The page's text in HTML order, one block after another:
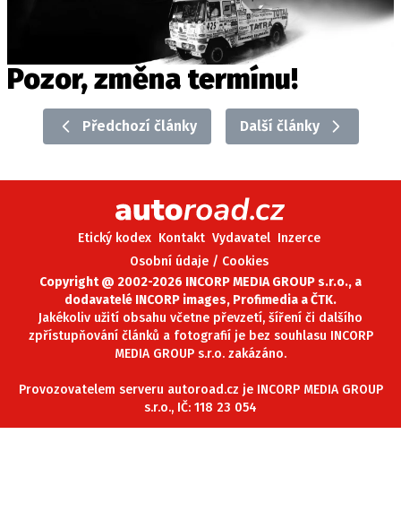
EKONOMIKA
ČESKÝ TRH
TUNING
PROFI
ELEKTRO
TESTY ELEKTROMOBILŮ
RALLY
OSTATNÍ
TISKOVKY
ROZHOVORY
DAKAR
Z DOMOVA
Pozor, změna termínu!
Předchozí články Další články
Etický kodex Kontakt Vydavatel Inzerce
Osobní údaje / Cookies
Copyright @ 2002-2026 INCORP MEDIA GROUP s.r.o., a
dodavatelé INCORP images, Profimedia a ČTK.
Jakékoliv užití obsahu včetne převzetí, šíření či dalšího
zpřístupňování článků a fotografií je bez souhlasu INCORP
MEDIA GROUP s.r.o. zakázáno.
Provozovatelem serveru autoroad.cz je INCORP MEDIA GROUP
s.r.o., IČ: 118 23 054